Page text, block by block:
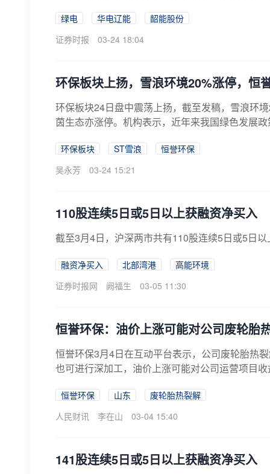
绿电 华电辽能
韶能股份
证券时报
03-24 18:04
环保板块上扬，雪浪环境20%涨停，恒
环保板块24日盘中震荡上扬，截至发稿，雪浪环
茵生态亦涨停。机构表示，近年来我国绿色发展
环保板块 ST雪浪
恒誉环保
吴永芳
03-24 15:21
110股连续5日或5日以上获融资净买入
截至3月4日，沪深两市共有110股连续5日或5日
融资净买入 北部湾港
高能环境
证券时报网
阙福生 03-05 11:30
恒誉环保：油价上涨可能对公司废轮胎
恒誉环保3月4日在互动平台表示，公司废轮胎热
也可进行深加工，油价上涨可能对公司运营项目
恒誉环保 山东
废轮胎热裂解
人民财讯
李在山 03-04 15:40
141股连续5日或5日以上获融资净买入